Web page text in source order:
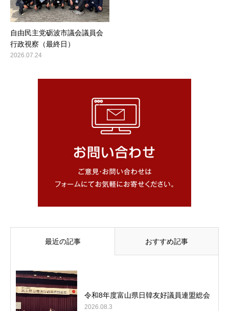
自由民主党砺波市議会議員会
行政視察（最終日）
2026.07.24
最近の記事 おすすめ記事
令和8年度富山県日韓友好議員連盟総会
2026.08.3